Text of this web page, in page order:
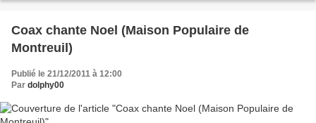
Coax chante Noel (Maison Populaire de
Montreuil)
Publié le 21/12/2011 à 12:00
Par dolphy00